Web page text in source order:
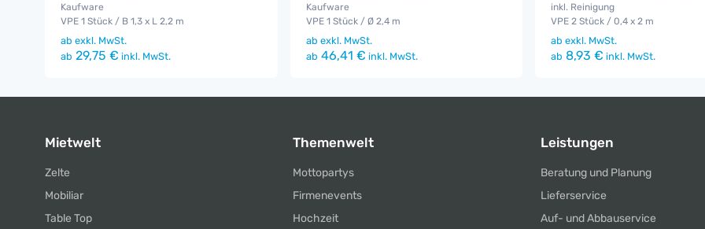
Kaufware
VPE 1 Stück / B 1,3 x L 2,2 m
ab exkl. MwSt.
ab 29,75 € inkl. MwSt.
Kaufware
VPE 1 Stück / Ø 2,4 m
ab exkl. MwSt.
ab 46,41 € inkl. MwSt.
inkl. Reinigung
VPE 2 Stück / 0,4 x 2 m
ab exkl. MwSt.
ab 8,93 € inkl. MwSt.
Mietwelt
Zelte
Mobiliar
Table Top
Themenwelt
Mottopartys
Firmenevents
Hochzeit
Leistungen
Beratung und Planung
Lieferservice
Auf- und Abbauservice